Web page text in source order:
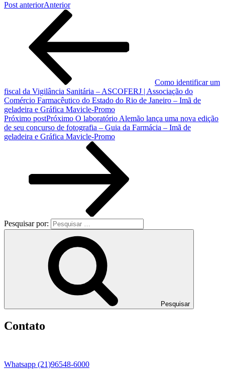
Post anteriorAnterior
Como identificar um
fiscal da Vigilância Sanitária – ASCOFERJ | Associação do
Comércio Farmacêutico do Estado do Rio de Janeiro – Imã de
geladeira e Gráfica Mavicle-Promo
Próximo postPróximo O laboratório Alemão lança uma nova edição
de seu concurso de fotografia – Guia da Farmácia – Imã de
geladeira e Gráfica Mavicle-Promo
Pesquisar por:
Pesquisar
Contato
Whatsapp (21)96548-6000